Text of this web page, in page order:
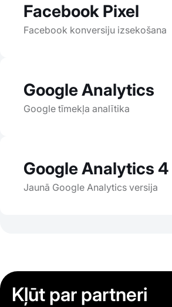
Facebook Pixel
Facebook konversiju izsekošana
Google Analytics
Google tīmekļa analītika
Google Analytics 4
Jaunā Google Analytics versija
Kļūt par partneri